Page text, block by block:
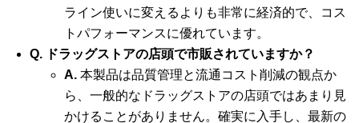
ライン使いに変えるよりも非常に経済的で、コス
トパフォーマンスに優れています。
Q. ドラッグストアの店頭で市販されていますか？
A. 本製品は品質管理と流通コスト削減の観点か
ら、一般的なドラッグストアの店頭ではあまり見
かけることがありません。確実に入手し、最新の